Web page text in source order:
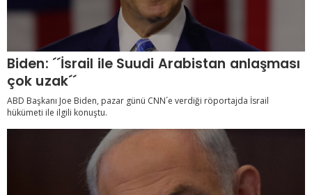
Biden: ´´İsrail ile Suudi Arabistan anlaşması
çok uzak´´
ABD Başkanı Joe Biden, pazar günü CNN´e verdiği röportajda İsrail
hükümeti ile ilgili konuştu.